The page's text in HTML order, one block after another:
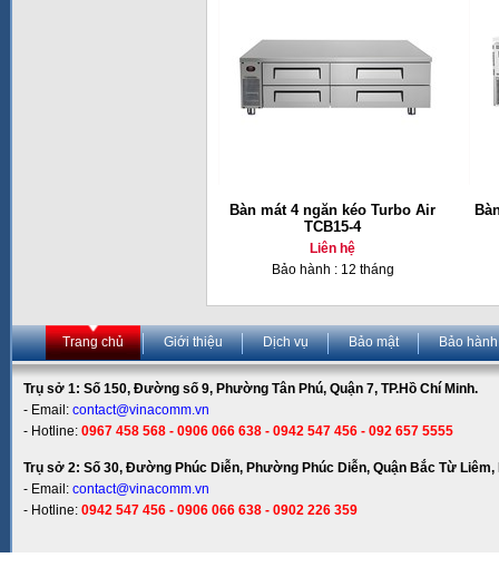
Bàn mát 4 ngăn kéo Turbo Air
TCB15-4
Liên hệ
Bảo hành : 12 tháng
Trang chủ Giới thiệu Dịch vụ Bảo mật Bảo hành
Trụ sở 1: Số 150, Đường số 9, Phường Tân Phú, Quận 7, TP.Hồ Chí Minh.
- Email: contact@vinacomm.vn
- Hotline: 0967 458 568 - 0906 066 638 - 0942 547 456 - 092 657 5555
Trụ sở 2: Số 30, Đường Phúc Diễn, Phường Phúc Diễn, Quận Bắc Từ Liêm,
- Email: contact@vinacomm.vn
- Hotline: 0942 547 456 - 0906 066 638 - 0902 226 359